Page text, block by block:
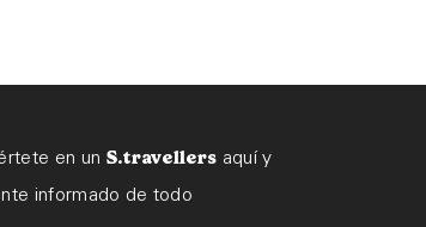
en un S.travellers aquí y
informado de todo